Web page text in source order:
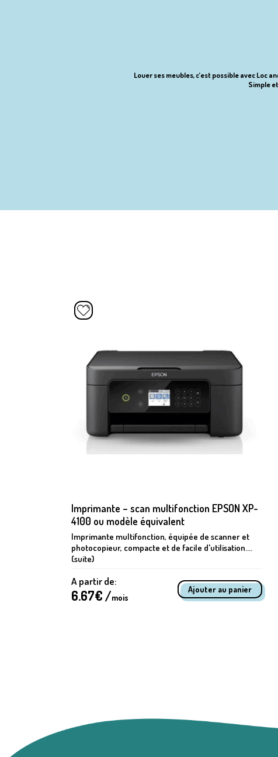
Louer ses meubles, c’est possible avec Loc
Simple
Imprimante – scan multifonction EPSON XP-
4100 ou modèle équivalent
Imprimante multifonction, équipée de scanner et
photocopieur, compacte et de facile d'utilisation....
(suite)
A partir de:
6.67€ /mois